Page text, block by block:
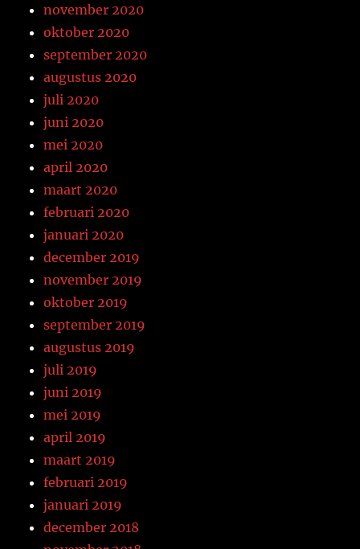
november 2020
oktober 2020
september 2020
augustus 2020
juli 2020
juni 2020
mei 2020
april 2020
maart 2020
februari 2020
januari 2020
december 2019
november 2019
oktober 2019
september 2019
augustus 2019
juli 2019
juni 2019
mei 2019
april 2019
maart 2019
februari 2019
januari 2019
december 2018